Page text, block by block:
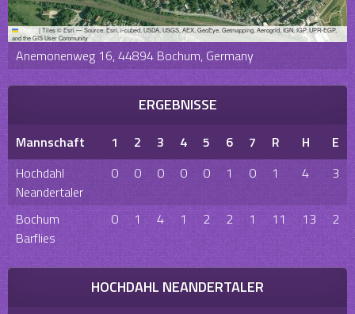
Leaflet |Tiles © Esri — Source: Esri, i-cubed, USDA, USGS, AEX, GeoEye, Getmapping, Aerogrid, IGN, IGP, UPR-EGP,
and the GIS User Community
Anemonenweg 16, 44894 Bochum, Germany
ERGEBNISSE
Mannschaft 1 2 3 4 5 6 7 R H
E
Hochdahl
Neandertaler
0 0 0 0 0 1 0 1 4 3
Bochum
Barflies
0 1 4 1 2 2 1 11 13 2
HOCHDAHL NEANDERTALER